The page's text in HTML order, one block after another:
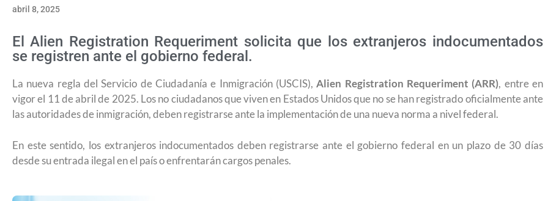
abril 8, 2025
El Alien Registration Requeriment solicita que los extranjeros indocumentados
se registren ante el gobierno federal.
La nueva regla del Servicio de Ciudadanía e Inmigración (USCIS),Alien Registration Requeriment (ARR), entre en
vigor el 11 de abril de 2025. Los no ciudadanos que viven en Estados Unidos que no se han registrado oficialmente ante
las autoridades de inmigración, deben registrarse ante la implementación de una nueva norma a nivel federal.
En este sentido, los extranjeros indocumentados deben registrarse ante el gobierno federal en un plazo de 30 días
desde su entrada ilegal en el país o enfrentarán cargos penales.